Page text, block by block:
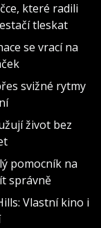
které radili
tleskat
se vrací na
svižné rytmy
život bez
pomocník na
správně
Vlastní kino i